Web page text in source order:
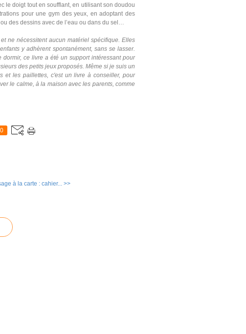
le doigt tout en soufflant, en utilisant son doudou
pour une gym des yeux, en adoptant des
des dessins avec de l’eau ou dans du sel…
ne nécessitent aucun matériel spécifique. Elles
y adhèrent spontanément, sans se lasser.
ce livre a été un support intéressant pour
des petits jeux proposés. Même si je suis un
et les paillettes, c'est un livre à conseiller, pour
le calme, à la maison avec les parents, comme
0
à la carte : cahier... >>